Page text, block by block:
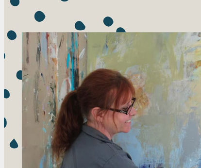
Shop
Plakater
Unika puder
Unika tasker
Gavekort
Malekurser
Malekursus datoer
Udtalelser
ONLINE malekurser
Familie maledag
Eneundervisning
ONLINE maleskole
Udstillinger